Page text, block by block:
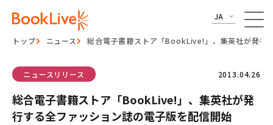
JA
トップ ニュース 総合電子書籍ストア「BookLive!」、集英社が発行
ニュースリリース 2013.04.26
総合電子書籍ストア「BookLive!」、集英社が発
行する全ファッション誌の電子版を配信開始